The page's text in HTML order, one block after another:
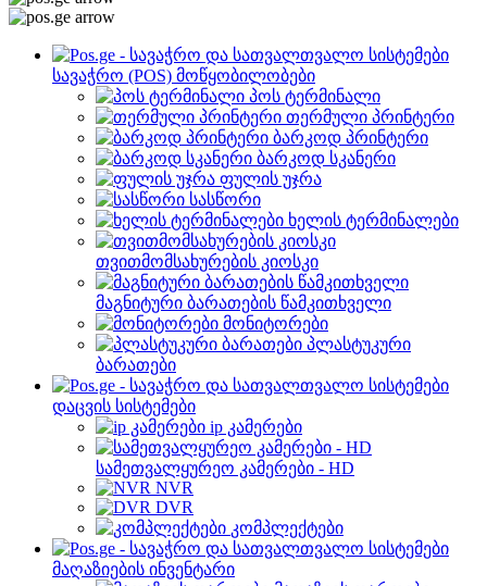
სავაჭრო (POS) მოწყობილობები
პოს ტერმინალი
თერმული პრინტერი
ბარკოდ პრინტერი
ბარკოდ სკანერი
ფულის უჯრა
სასწორი
ხელის ტერმინალები
თვითმომსახურების კიოსკი
მაგნიტური ბარათების წამკითხველი
მონიტორები
პლასტუკური
ბარათები
დაცვის სისტემები
ip კამერები
სამეთვალყურეო კამერები - HD
NVR
DVR
კომპლექტები
მაღაზიების ინვენტარი